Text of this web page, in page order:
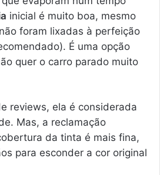
inicial é muito boa, mesmo
foram lixadas à perfeição
É uma opção
quer o carro parado muito
reviews, ela é considerada
Mas, a reclamação
da tinta é mais fina,
para esconder a cor original